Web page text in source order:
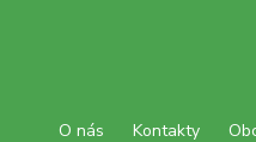
O nás Kontakty